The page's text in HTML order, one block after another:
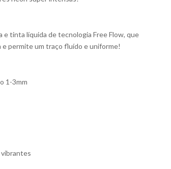
e tinta líquida de tecnologia Free Flow, que
permite um traço fluído e uniforme!
1-3mm